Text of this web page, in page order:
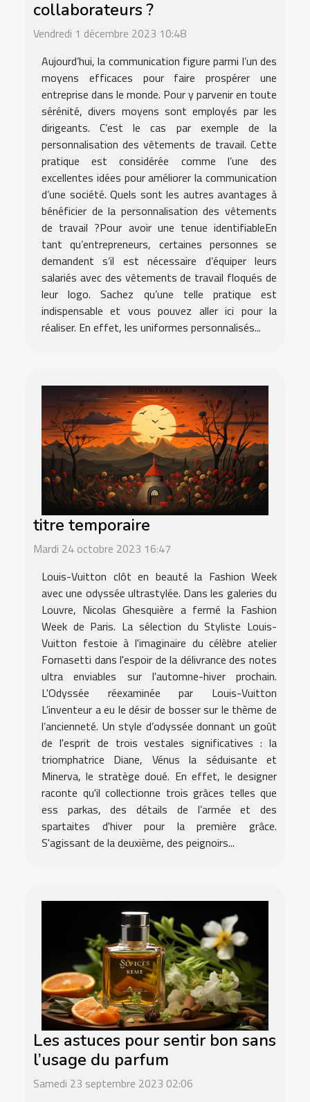
collaborateurs ?
Vendredi 1 décembre 2023 10:48
Aujourd’hui, la communication figure parmi l’un des
moyens efficaces pour faire prospérer une
entreprise dans le monde. Pour y parvenir en toute
sérénité, divers moyens sont employés par les
dirigeants. C’est le cas par exemple de la
personnalisation des vêtements de travail. Cette
pratique est considérée comme l’une des
excellentes idées pour améliorer la communication
d’une société. Quels sont les autres avantages à
bénéficier de la personnalisation des vêtements
de travail ?Pour avoir une tenue identifiableEn
tant qu’entrepreneurs, certaines personnes se
demandent s’il est nécessaire d’équiper leurs
salariés avec des vêtements de travail floqués de
leur logo. Sachez qu’une telle pratique est
indispensable et vous pouvez aller ici pour la
réaliser. En effet, les uniformes personnalisés...
titre temporaire
Mardi 24 octobre 2023 16:47
Louis-Vuitton clôt en beauté la Fashion Week
avec une odyssée ultrastylée. Dans les galeries du
Louvre, Nicolas Ghesquière a fermé la Fashion
Week de Paris. La sélection du Styliste Louis-
Vuitton festoie à l'imaginaire du célèbre atelier
Fornasetti dans l'espoir de la délivrance des notes
ultra enviables sur l'automne-hiver prochain.
L'Odyssée réexaminée par Louis-Vuitton
L’inventeur a eu le désir de bosser sur le thème de
l’ancienneté. Un style d’odyssée donnant un goût
de l'esprit de trois vestales significatives : la
triomphatrice Diane, Vénus la séduisante et
Minerva, le stratège doué. En effet, le designer
raconte qu'il collectionne trois grâces telles que
ess parkas, des détails de l’armée et des
spartaites d'hiver pour la première grâce.
S'agissant de la deuxième, des peignoirs...
Les astuces pour sentir bon sans
l’usage du parfum
Samedi 23 septembre 2023 02:06